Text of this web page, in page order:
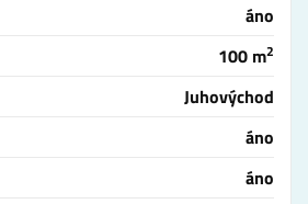
áno
100 m2
Juhovýchod
áno
áno